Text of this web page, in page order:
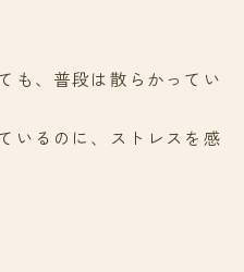
も、普段は散らかってい
いるのに、ストレスを感